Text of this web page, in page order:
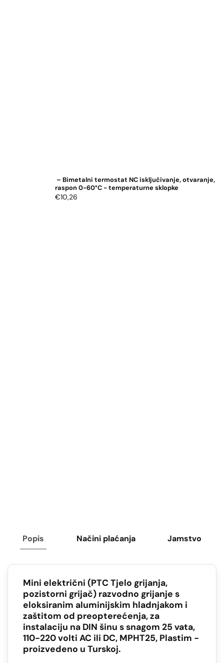
– Bimetalni termostat NC isključivanje, otvaranje,
raspon 0-60°C - temperaturne sklopke
Uobičajena
€10,26
Popis Načini plaćanja Jamstvo
Mini električni (PTC Tjelo grijanja,
pozistorni grijač) razvodno grijanje s
eloksiranim aluminijskim hladnjakom i
zaštitom od preopterećenja, za
instalaciju na DIN šinu s snagom 25 vata,
110-220 volti AC ili DC, MPHT25, Plastim -
proizvedeno u Turskoj.